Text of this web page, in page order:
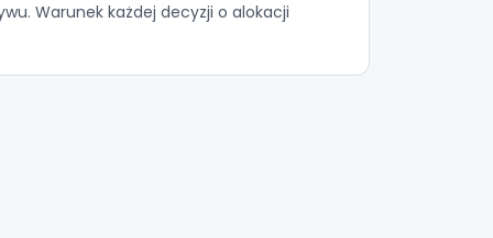
Warunek każdej decyzji o alokacji